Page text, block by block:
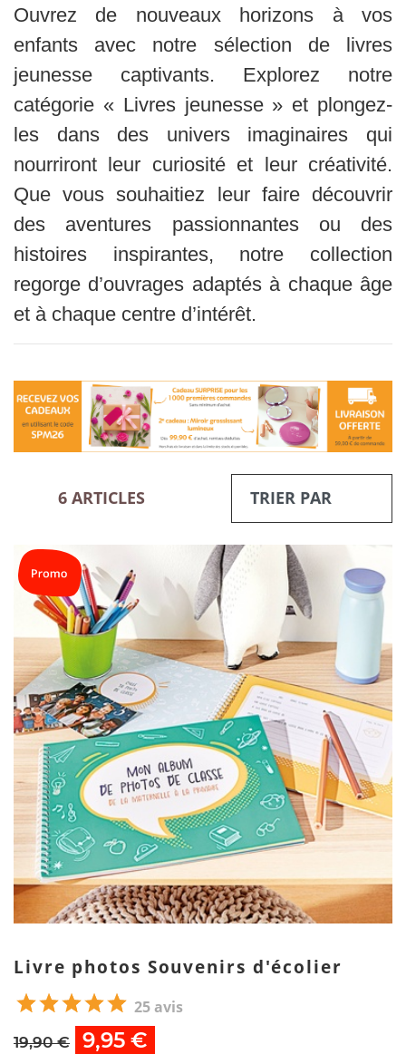
Ouvrez de nouveaux horizons à vos
enfants avec notre sélection de livres
jeunesse captivants. Explorez notre
catégorie « Livres jeunesse » et plongez-
les dans des univers imaginaires qui
nourriront leur curiosité et leur créativité.
Que vous souhaitiez leur faire découvrir
des aventures passionnantes ou des
histoires inspirantes, notre collection
regorge d’ouvrages adaptés à chaque âge
et à chaque centre d’intérêt.
6 ARTICLES
Livre photos Souvenirs d'écolier
25 avis
19,90 € 9,95 €